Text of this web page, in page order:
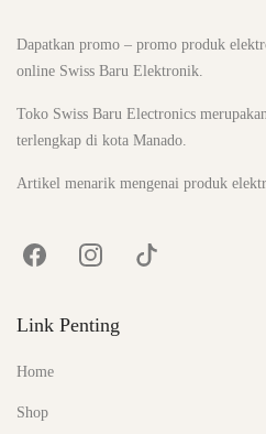
Dapatkan promo – promo produk
online Swiss Baru Elektronik.
Toko Swiss Baru Electronics
terlengkap di kota Manado.
Artikel menarik mengenai produk
Link Penting
Home
Shop